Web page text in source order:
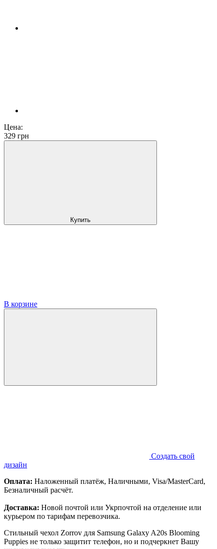
Цена:
329 грн
Купить
В корзине
Создать свой
дизайн
Оплата: Наложенный платёж, Наличными, Visa/MasterCard,
Безналичный расчёт.
Доставка: Новой почтой или Укрпочтой на отделение или
курьером по тарифам перевозчика.
Стильный чехол Zorrov для Samsung Galaxy A20s Blooming
Puppies не только защитит телефон, но и подчеркнет Вашу